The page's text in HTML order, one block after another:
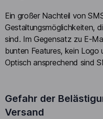
Ein großer Nachteil von
Gestaltungsmöglichkeiten,
sind. Im Gegensatz zu E-
bunten Features, kein Logo
Optisch ansprechend sind
Gefahr der
Versand